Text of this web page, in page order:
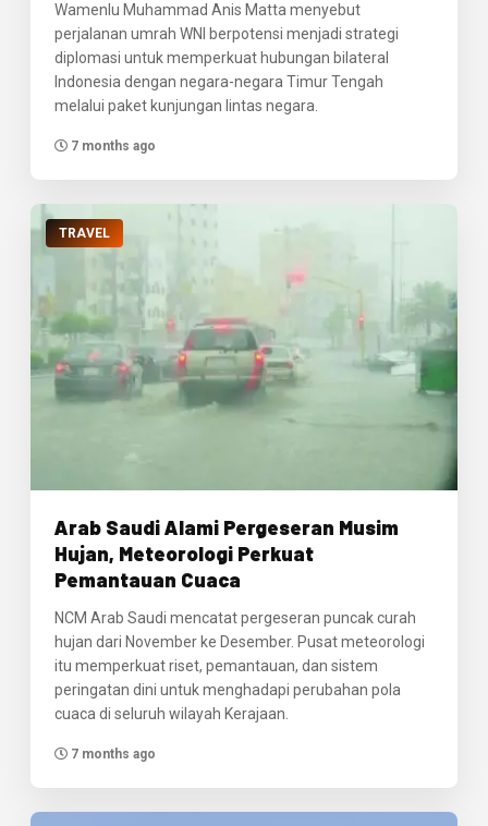
Wamenlu Muhammad Anis Matta menyebut
perjalanan umrah WNI berpotensi menjadi strategi
diplomasi untuk memperkuat hubungan bilateral
Indonesia dengan negara-negara Timur Tengah
melalui paket kunjungan lintas negara.
7 months ago
TRAVEL
Arab Saudi Alami Pergeseran Musim
Hujan, Meteorologi Perkuat
Pemantauan Cuaca
NCM Arab Saudi mencatat pergeseran puncak curah
hujan dari November ke Desember. Pusat meteorologi
itu memperkuat riset, pemantauan, dan sistem
peringatan dini untuk menghadapi perubahan pola
cuaca di seluruh wilayah Kerajaan.
7 months ago